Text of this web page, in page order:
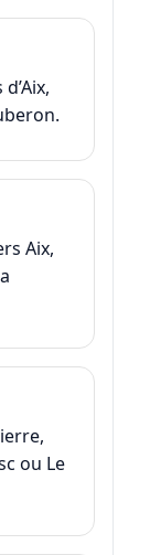
Aix,
ou Le